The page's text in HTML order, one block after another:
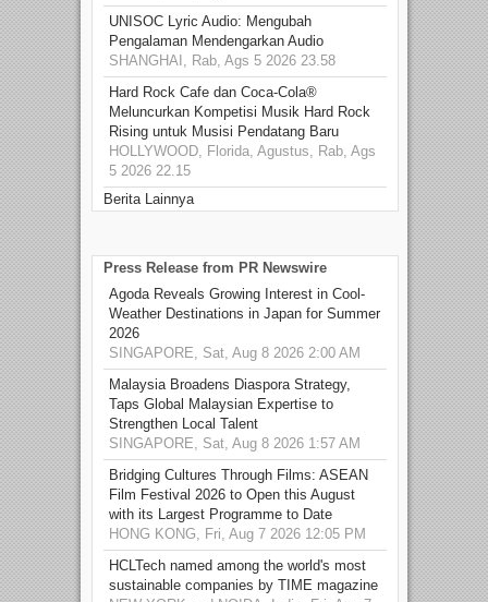
UNISOC Lyric Audio: Mengubah
Pengalaman Mendengarkan Audio
SHANGHAI, Rab, Ags 5 2026 23.58
Hard Rock Cafe dan Coca-Cola®
Meluncurkan Kompetisi Musik Hard Rock
Rising untuk Musisi Pendatang Baru
HOLLYWOOD, Florida, Agustus, Rab, Ags
5 2026 22.15
Berita Lainnya
Press Release from PR Newswire
Agoda Reveals Growing Interest in Cool-
Weather Destinations in Japan for Summer
2026
SINGAPORE, Sat, Aug 8 2026 2:00 AM
Malaysia Broadens Diaspora Strategy,
Taps Global Malaysian Expertise to
Strengthen Local Talent
SINGAPORE, Sat, Aug 8 2026 1:57 AM
Bridging Cultures Through Films: ASEAN
Film Festival 2026 to Open this August
with its Largest Programme to Date
HONG KONG, Fri, Aug 7 2026 12:05 PM
HCLTech named among the world's most
sustainable companies by TIME magazine